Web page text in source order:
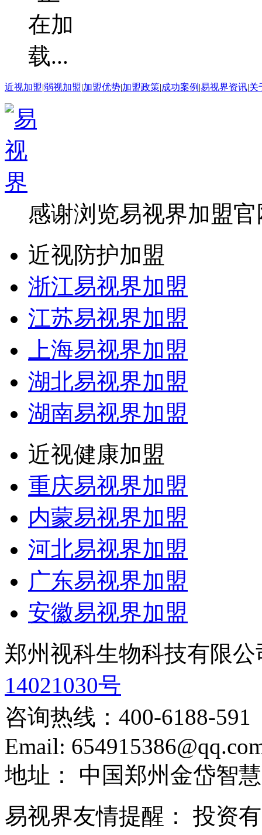
近视加盟|弱视加盟|加盟优势|加盟政策|成功案例 |易视界资讯|关
感谢浏览易视界加盟官
近视防护加盟
浙江易视界加盟
江苏易视界加盟
上海易视界加盟
湖北易视界加盟
湖南易视界加盟
近视健康加盟
重庆易视界加盟
内蒙易视界加盟
河北易视界加盟
广东易视界加盟
安徽易视界加盟
郑州视科生物科技有限
14021030号
咨询热线： 400-6188-591
Email:
地址：
中国郑州金岱智
易视界友情提醒：
投资